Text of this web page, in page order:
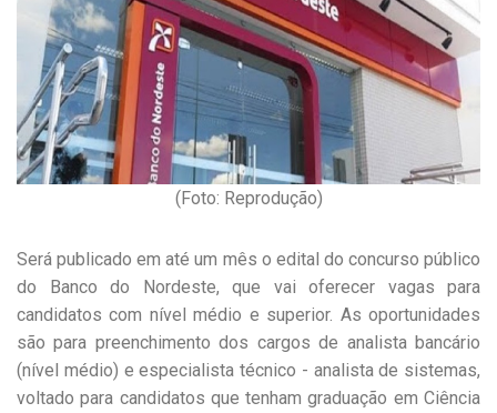
(Foto: Reprodução)
Será publicado em até um mês o edital do concurso público
do Banco do Nordeste, que vai oferecer vagas para
candidatos com nível médio e superior. As oportunidades
são para preenchimento dos cargos de analista bancário
(nível médio) e especialista técnico - analista de sistemas,
voltado para candidatos que tenham graduação em Ciência